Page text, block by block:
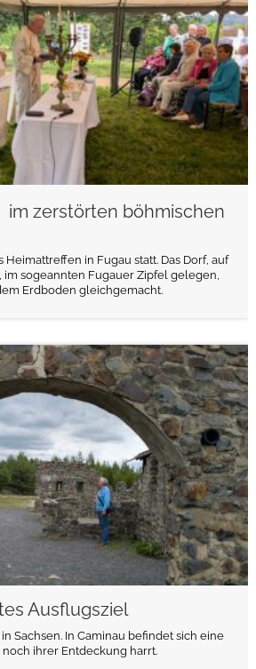
zerstörten böhmischen
Heimattreffen in Fugau statt. Das Dorf, auf
im sogeannten Fugauer Zipfel gelegen,
Erdboden gleichgemacht.
Ausflugsziel
Sachsen. In Caminau befindet sich eine
ihrer Entdeckung harrt.
weiterlesen